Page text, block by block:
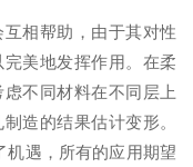
相帮助，由于其对性
美地发挥作用。在柔
不同材料在不同层上
造的结果估计变形。
机遇，所有的应用期望